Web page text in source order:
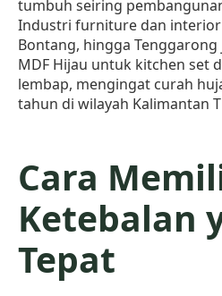
tumbuh seiring
Industri furniture dan interior
Bontang, hingga
MDF Hijau untuk kitchen set
lembap, mengingat curah
tahun di wilayah Kalimantan
Cara
Ketebalan
Tepat